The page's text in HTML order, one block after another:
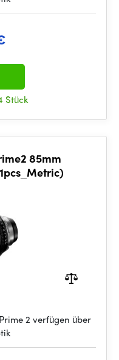
Stück
85mm
2 verfügen über